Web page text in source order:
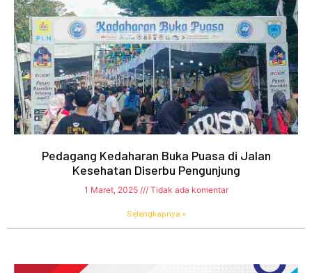
Pedagang Kedaharan Buka Puasa di Jalan
Kesehatan Diserbu Pengunjung
1 Maret, 2025 Tidak ada komentar
Selengkapnya »